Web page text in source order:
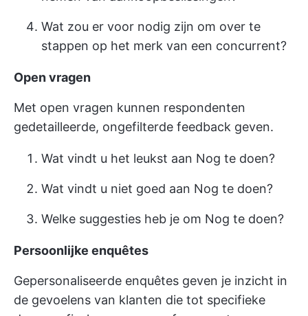
Wat zou er voor nodig zijn om over te
stappen op het merk van een concurrent?
Open vragen
Met open vragen kunnen respondenten
gedetailleerde, ongefilterde feedback geven.
Wat vindt u het leukst aan Nog te doen?
Wat vindt u niet goed aan Nog te doen?
Welke suggesties heb je om Nog te doen?
Persoonlijke enquêtes
Gepersonaliseerde enquêtes geven je inzicht in
de gevoelens van klanten die tot specifieke